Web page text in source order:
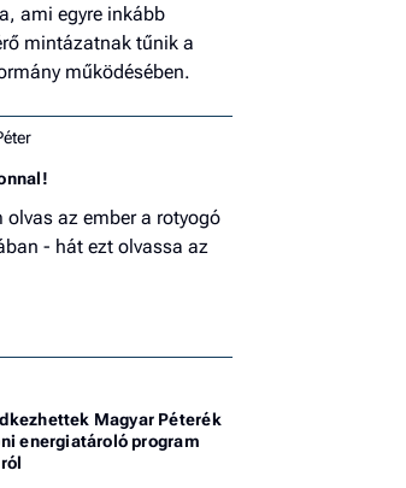
ami egyre inkább
mintázatnak tűnik a
működésében.
olvas az ember a rotyogó
- hát ezt olvassa az
Magyar Péterék
energiatároló program